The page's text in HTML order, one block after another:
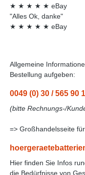
★ ★ ★ ★ ★ eBay
"Alles Ok, danke"
★ ★ ★ ★ ★ eBay
Allgemeine
Bestellung aufgeben:
0049 (0) 30 / 565 90
(bitte Rechnungs-/
=> Großhandelsseite
Hier finden Sie Infos
die Bedürfnisse von